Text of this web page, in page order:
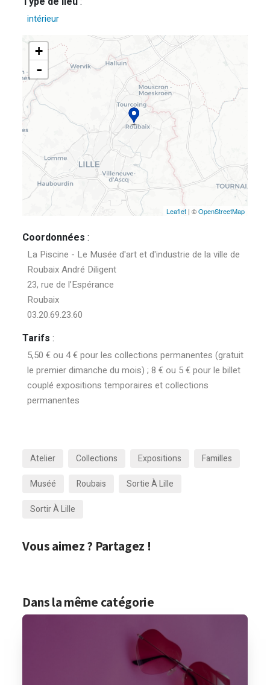
intérieur
+
-
Leaflet| ©OpenStreetMap
Coordonnées :
La Piscine - Le Musée d'art et d'industrie de la ville de
Roubaix André Diligent
23, rue de l’Espérance
Roubaix
03.20.69.23.60
Tarifs :
5,50 € ou 4 € pour les collections permanentes (gratuit
le premier dimanche du mois) ; 8 € ou 5 € pour le billet
couplé expositions temporaires et collections
permanentes
Atelier Collections Expositions
Familles
Muséé
Roubais
Sortie À Lille
Sortir À Lille
Vous aimez ? Partagez !
Dans la même catégorie